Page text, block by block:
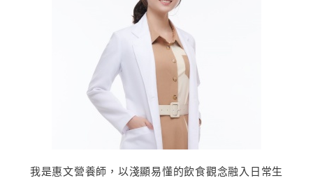
我是惠文營養師，以淺顯易懂的飲食觀念融入日常生